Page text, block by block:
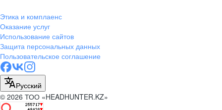
Этика и комплаенс
Оказание услуг
Использование сайтов
Защита персональных данных
Пользовательское соглашение
Русский
© 2026 ТОО «HEADHUNTER.KZ»